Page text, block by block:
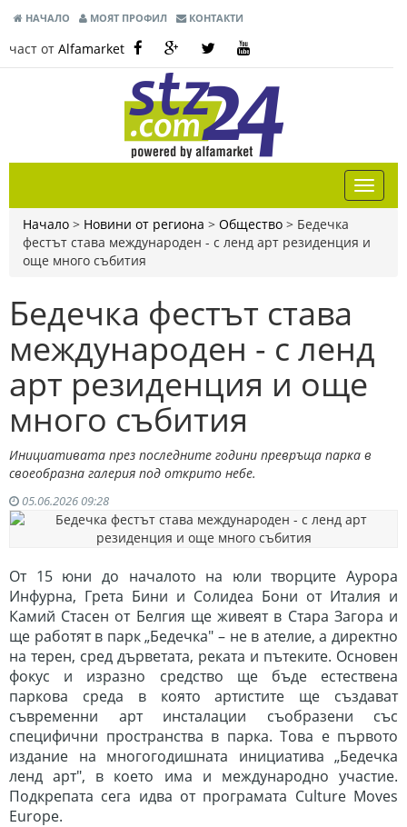
НАЧАЛО МОЯТ ПРОФИЛ КОНТАКТИ
част от Alfamarket
Начало > Новини от региона > Общество > Бедечка
фестът става международен - с ленд арт резиденция и
още много събития
Бедечка фестът става
международен - с ленд
арт резиденция и още
много събития
Инициативата през последните години превръща парка в
своеобразна галерия под открито небе.
05.06.2026 09:28
От 15 юни до началото на юли творците Аурора
Инфурна, Грета Бини и Солидеа Бони от Италия и
Камий Стасен от Белгия ще живеят в Стара Загора и
ще работят в парк „Бедечка" – не в ателие, а директно
на терен, сред дърветата, реката и пътеките. Основен
фокус и изразно средство ще бъде естествена
паркова среда в която артистите ще създават
съвременни арт инсталации съобразени със
специфични пространства в парка. Това е първото
издание на многогодишната инициатива „Бедечка
ленд арт", в което има и международно участие.
Подкрепата сега идва от програмата Culture Moves
Europe.